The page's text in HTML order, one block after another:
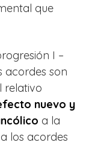
que
I –
acordes son
relativo
nuevo y
a la
los acordes